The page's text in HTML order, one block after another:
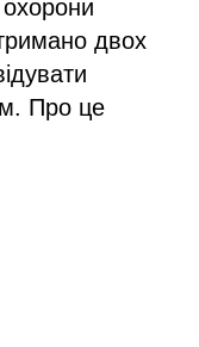
охорони
двох
Про це